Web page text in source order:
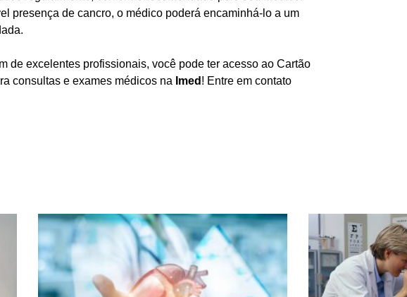
presença de cancro, o médico poderá encaminhá-lo a um
de excelentes profissionais, você pode ter acesso ao Cartão
consultas e exames médicos na Imed ! Entre em contato